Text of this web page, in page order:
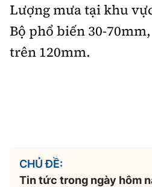
Lượng mưa tại khu
Bộ phổ biến 30-
trên 120mm.
CHỦ ĐỀ:
Tin tức trong ngày hôm